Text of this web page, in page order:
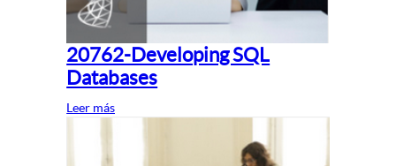
20762-Developing SQL
Databases
Leer más